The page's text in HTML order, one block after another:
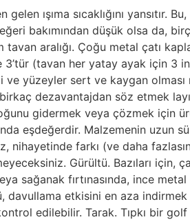
ışıma sıcaklığını
bakımından düşük olsa da,
aralığı. Çoğu metal çatı
3’tür (tavan her yatay ayak için 3
ve yüzeyler sert ve kaygan
dezavantajdan söz etmek
gidermek veya çözmek için
eşdeğerdir. Malzemenin uzun
farkı (ve daha
Gürültü. Bazıları
sağanak fırtınasında, ince
davullama etkisini en aza
edilebilir. Tarak. Tıpkı bir